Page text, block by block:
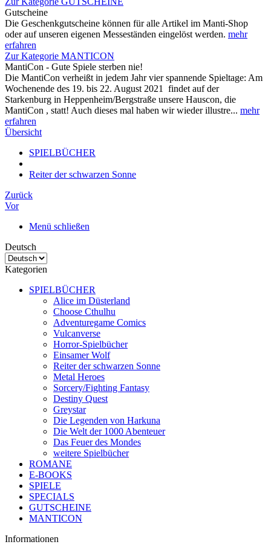
Gutscheine
Die Geschenkgutscheine können für alle Artikel im Manti-Shop
oder auf unseren eigenen Messeständen eingelöst werden. mehr
erfahren
Zur Kategorie MANTICON
MantiCon - Gute Spiele sterben nie!
Die MantiCon verheißt in jedem Jahr vier spannende Spieltage: Am
Wochenende des 19. bis 22. August 2021 findet auf der
Starkenburg in Heppenheim/Bergstraße unsere Hauscon, die
MantiCon , statt! Auch dieses mal haben wir wieder illustre... mehr
erfahren
Übersicht
SPIELBÜCHER
Reiter der schwarzen Sonne
Zurück
Vor
Menü schließen
Deutsch
Kategorien
SPIELBÜCHER
Alice im Düsterland
Choose Cthulhu
Adventuregame Comics
Vulcanverse
Horror-Spielbücher
Einsamer Wolf
Reiter der schwarzen Sonne
Metal Heroes
Sorcery/Fighting Fantasy
Destiny Quest
Greystar
Die Legenden von Harkuna
Die Welt der 1000 Abenteuer
Das Feuer des Mondes
weitere Spielbücher
ROMANE
E-BOOKS
SPIELE
SPECIALS
GUTSCHEINE
MANTICON
Informationen